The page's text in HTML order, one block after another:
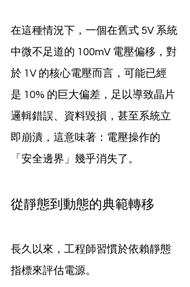
在這種情況下，一個在舊式 5V 系統
中微不足道的 100mV 電壓偏移，對
於 1V 的核心電壓而言，可能已經
是 10% 的巨大偏差，足以導致晶片
邏輯錯誤、資料毀損，甚至系統立
即崩潰，這意味著：電壓操作的
「安全邊界」幾乎消失了。
從靜態到動態的典範轉移
長久以來，工程師習慣於依賴靜態
指標來評估電源。